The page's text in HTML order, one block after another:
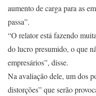
aumento de carga para as
passa”.
“O relator está fazendo
do lucro presumido, o que
empresários”, disse.
Na avaliação dele, um dos
distorções” que serão